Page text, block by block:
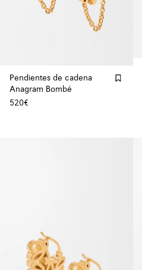
Pendientes de cadena
Anagram Bombé
520€